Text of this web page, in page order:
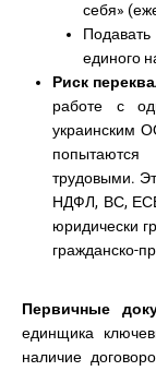
себя»
единого
Риск
работе с
украинским
трудовыми.
НДФЛ, ВС,
юридически
гражданско-
Первичные
единщика
наличие